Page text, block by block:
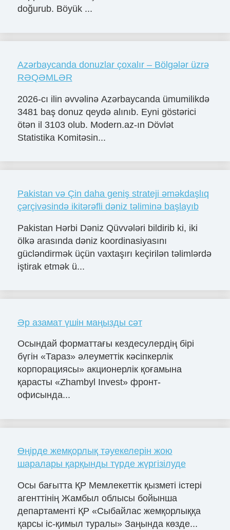
doğurub. Böyük ...
Azərbaycanda donuzlar çoxalır – Bölgələr üzrə
RƏQƏMLƏR
2026-cı ilin əvvəlinə Azərbaycanda ümumilikdə
3481 baş donuz qeydə alınıb. Eyni göstərici
ötən il 3103 olub. Modern.az-ın Dövlət
Statistika Komitəsin...
Pakistan və Çin daha geniş strateji əməkdaşlıq
çərçivəsində ikitərəfli dəniz təliminə başlayıb
Pakistan Hərbi Dəniz Qüvvələri bildirib ki, iki
ölkə arasında dəniz koordinasiyasını
gücləndirmək üçün vaxtaşırı keçirilən təlimlərdə
iştirak etmək ü...
Әр азамат үшін маңызды сәт
Осындай форматтағы кездесулердің бірі
бүгін «Тараз» әлеуметтік кәсіпкерлік
корпорациясы» акционерлік қоғамына
қарасты «Zhambyl Invest» фронт-
офисында...
Өңірде жемқорлық тәуекелерін жою
шаралары қарқынды түрде жүргізілуде
Осы бағытта ҚР Мемлекеттік қызметі істері
агенттінің Жамбыл облысы бойынша
департаменті ҚР «Сыбайлас жемқорлыққа
қарсы іс-қимыл туралы» Заңында көзде...